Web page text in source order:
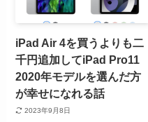
iPad Air 4を買うよりも二
千円追加してiPad Pro11
2020年モデルを選んだ方
が幸せになれる話
2023年9月8日